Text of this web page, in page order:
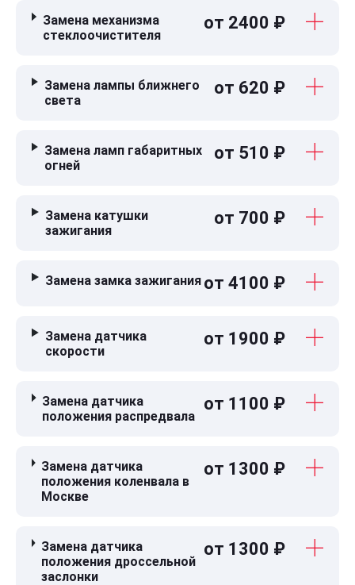
Замена механизма
стеклоочистителя
от 2400 ₽
Замена лампы ближнего
света
от 620 ₽
Замена ламп габаритных
огней
от 510 ₽
Замена катушки
зажигания
от 700 ₽
Замена замка зажигания от 4100 ₽
Замена датчика
скорости
от 1900 ₽
Замена датчика
положения распредвала
от 1100 ₽
Замена датчика
положения коленвала в
Москве
от 1300 ₽
Замена датчика
положения дроссельной
заслонки
от 1300 ₽